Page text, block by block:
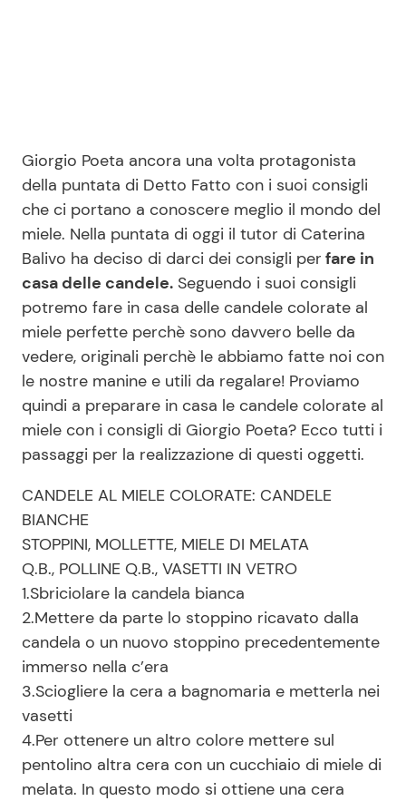
News benessere
Salute
Viaggi e Turismo
Festività
Primi Piatti
Ricette Facili e Veloci
Ricette Feste
Ricette per Bambini
Seguici
Info
Chi siamo
Disclaimer e Privacy
Redazione
Contattaci
Pubblicità
Privacy Policy
Giorgio Poeta ancora una volta protagonista
della puntata di Detto Fatto con i suoi consigli
che ci portano a conoscere meglio il mondo del
miele. Nella puntata di oggi il tutor di Caterina
Balivo ha deciso di darci dei consigli per fare in
casa delle candele. Seguendo i suoi consigli
potremo fare in casa delle candele colorate al
miele perfette perchè sono davvero belle da
vedere, originali perchè le abbiamo fatte noi con
le nostre manine e utili da regalare! Proviamo
quindi a preparare in casa le candele colorate al
miele con i consigli di Giorgio Poeta? Ecco tutti i
passaggi per la realizzazione di questi oggetti.
CANDELE AL MIELE COLORATE: CANDELE
BIANCHE
STOPPINI, MOLLETTE, MIELE DI MELATA
Q.B., POLLINE Q.B., VASETTI IN VETRO
1.Sbriciolare la candela bianca
2.Mettere da parte lo stoppino ricavato dalla
candela o un nuovo stoppino precedentemente
immerso nella c’era
3.Sciogliere la cera a bagnomaria e metterla nei
vasetti
4.Per ottenere un altro colore mettere sul
pentolino altra cera con un cucchiaio di miele di
melata. In questo modo si ottiene una cera